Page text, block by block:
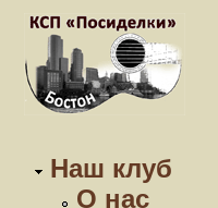
Наш клуб
О нас